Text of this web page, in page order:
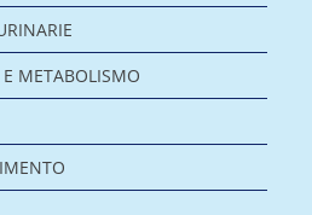
METABOLISMO